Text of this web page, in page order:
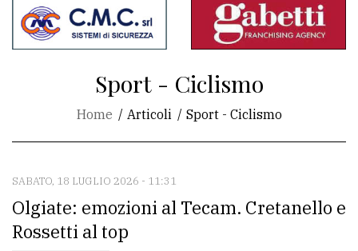
del
sito
CONTATTI
La
redazione
Sport - Ciclismo
Home Articoli Sport - Ciclismo
SABATO, 18 LUGLIO 2026 - 11:31
Olgiate: emozioni al Tecam. Cretanello e
Rossetti al top